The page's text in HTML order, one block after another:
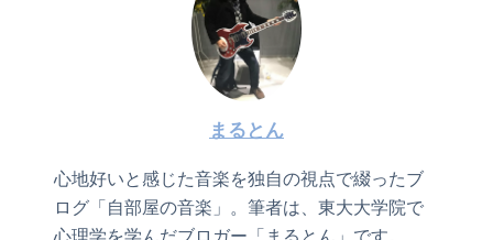
まるとん
心地好いと感じた音楽を独自の視点で綴ったブ
ログ「自部屋の音楽」。筆者は、東大大学院で
心理学を学んだブロガー「まるとん」です。